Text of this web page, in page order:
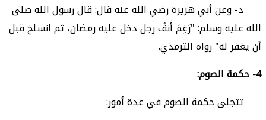
د- وعن أبي هريرة رضي الله عنه قال: قال رسول الله صلى
الله عليه وسلم: "رَغِمَ أَنفُ رجل دخل عليه رمضان، ثم انسلخ قبل
أن يغفر له" رواه الترمذي.
4- حكمة الصوم:
تتجلى حكمة الصوم في عدة أمور: